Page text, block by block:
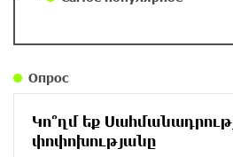
Размик Марукян стал
Опрос
Կո՞ղմ եք
փոփոխությանը